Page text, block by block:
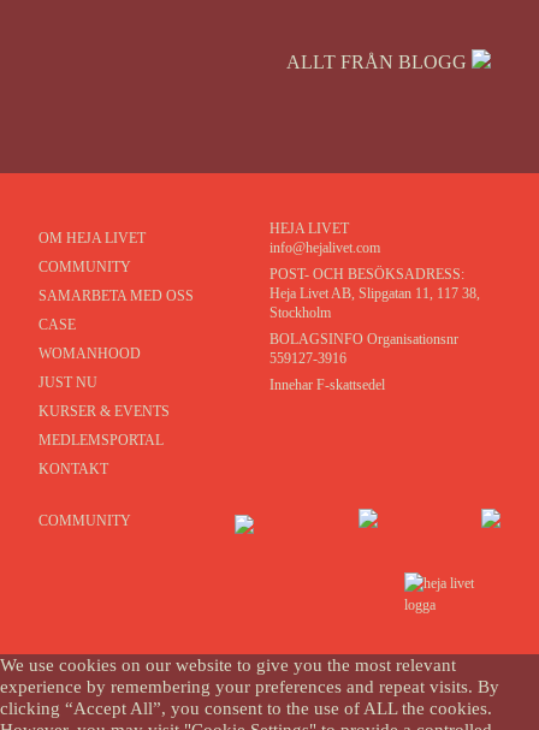
ALLT FRÅN BLOGG
OM HEJA LIVET
COMMUNITY
SAMARBETA MED OSS
CASE
WOMANHOOD
JUST NU
KURSER & EVENTS
MEDLEMSPORTAL
KONTAKT
HEJA LIVET
info@hejalivet.com
POST- OCH BESÖKSADRESS:
Heja Livet AB, Slipgatan 11, 117 38,
Stockholm
BOLAGSINFO Organisationsnr
559127-3916
Innehar F-skattsedel
COMMUNITY
We use cookies on our website to give you the most relevant
experience by remembering your preferences and repeat visits. By
clicking “Accept All”, you consent to the use of ALL the cookies.